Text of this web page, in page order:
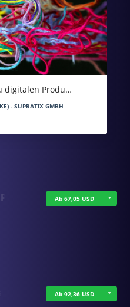
digitalen Produ…
- SUPRATIX GMBH
Ab 67,05 USD
Ab 92,36 USD